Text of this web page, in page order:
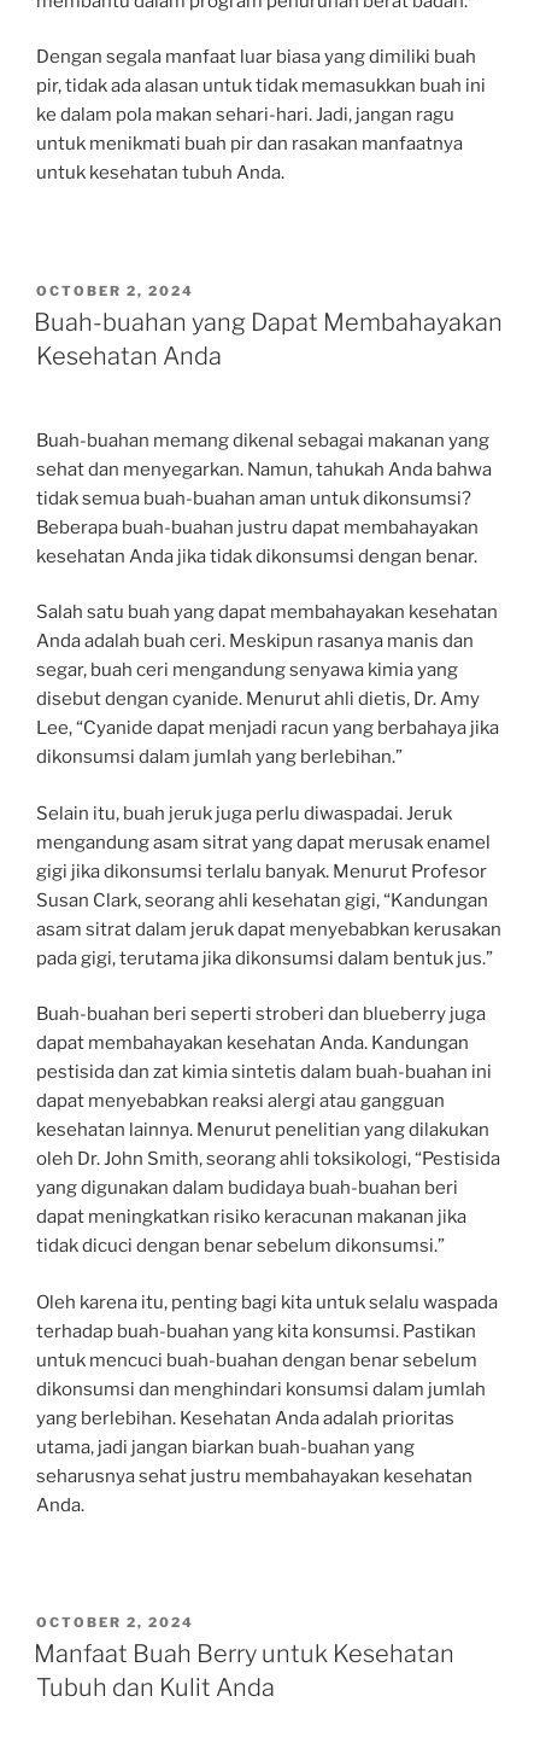
Dengan segala manfaat luar biasa yang dimiliki buah
pir, tidak ada alasan untuk tidak memasukkan buah ini
ke dalam pola makan sehari-hari. Jadi, jangan ragu
untuk menikmati buah pir dan rasakan manfaatnya
untuk kesehatan tubuh Anda.
POSTED
ON
OCTOBER 2, 2024
Buah-buahan yang Dapat Membahayakan
Kesehatan Anda
Buah-buahan memang dikenal sebagai makanan yang
sehat dan menyegarkan. Namun, tahukah Anda bahwa
tidak semua buah-buahan aman untuk dikonsumsi?
Beberapa buah-buahan justru dapat membahayakan
kesehatan Anda jika tidak dikonsumsi dengan benar.
Salah satu buah yang dapat membahayakan kesehatan
Anda adalah buah ceri. Meskipun rasanya manis dan
segar, buah ceri mengandung senyawa kimia yang
disebut dengan cyanide. Menurut ahli dietis, Dr. Amy
Lee, “Cyanide dapat menjadi racun yang berbahaya jika
dikonsumsi dalam jumlah yang berlebihan.”
Selain itu, buah jeruk juga perlu diwaspadai. Jeruk
mengandung asam sitrat yang dapat merusak enamel
gigi jika dikonsumsi terlalu banyak. Menurut Profesor
Susan Clark, seorang ahli kesehatan gigi, “Kandungan
asam sitrat dalam jeruk dapat menyebabkan kerusakan
pada gigi, terutama jika dikonsumsi dalam bentuk jus.”
Buah-buahan beri seperti stroberi dan blueberry juga
dapat membahayakan kesehatan Anda. Kandungan
pestisida dan zat kimia sintetis dalam buah-buahan ini
dapat menyebabkan reaksi alergi atau gangguan
kesehatan lainnya. Menurut penelitian yang dilakukan
oleh Dr. John Smith, seorang ahli toksikologi, “Pestisida
yang digunakan dalam budidaya buah-buahan beri
dapat meningkatkan risiko keracunan makanan jika
tidak dicuci dengan benar sebelum dikonsumsi.”
Oleh karena itu, penting bagi kita untuk selalu waspada
terhadap buah-buahan yang kita konsumsi. Pastikan
untuk mencuci buah-buahan dengan benar sebelum
dikonsumsi dan menghindari konsumsi dalam jumlah
yang berlebihan. Kesehatan Anda adalah prioritas
utama, jadi jangan biarkan buah-buahan yang
seharusnya sehat justru membahayakan kesehatan
Anda.
POSTED
ON
OCTOBER 2, 2024
Manfaat Buah Berry untuk Kesehatan
Tubuh dan Kulit Anda